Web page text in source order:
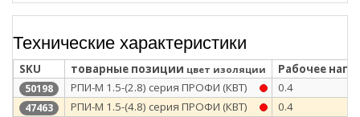
Технические характеристики
SKU товарные позиции цвет изоляции Рабочее
50198 РПИ-М 1.5-(2.8) серия ПРОФИ (КВТ) 0.4
47463 РПИ-М 1.5-(4.8) серия ПРОФИ (КВТ) 0.4